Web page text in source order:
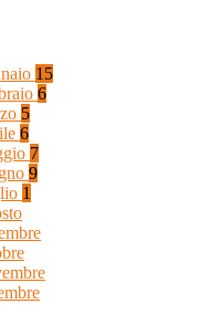
15
6
5
6
7
9
1